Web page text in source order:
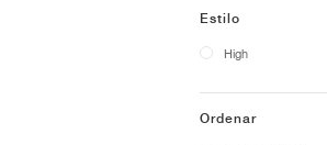
Estilo
High
Ordenar